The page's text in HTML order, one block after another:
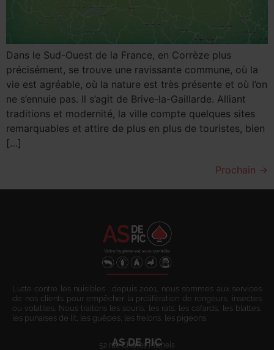
Dans le Sud-Ouest de la France, en Corrèze plus
précisément, se trouve une ravissante commune, où la
vie est agréable, où la nature est très présente et où l’on
ne s’ennuie pas. Il s’agit de Brive-la-Gaillarde. Alliant
traditions et modernité, la ville compte quelques sites
remarquables et attire de plus en plus de touristes, bien
[…]
Prochain →
Lutte contre les nuisibles : depuis 2001, nous sommes aux services
de nos clients pour empêcher la prolifération de rongeurs, insectes
ou volatiles. Nous traitons les souris, les rats, les cafards, les blattes,
les punaises de lit, les guêpes, les frelons, les pigeons.
AS DE PIC
52 rue Charles Michels